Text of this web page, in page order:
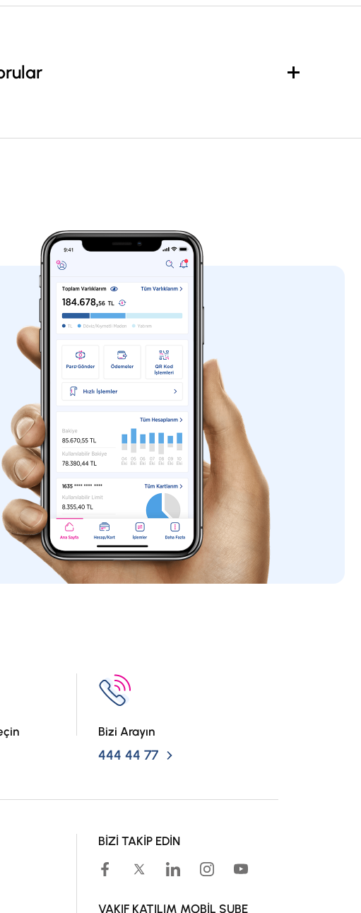
kod ekranından sipariş ekranına dönmesi
Bizi Arayın
444 44 77
BİZİ TAKİP EDİN
VAKIF KATILIM MOBİL ŞUBE